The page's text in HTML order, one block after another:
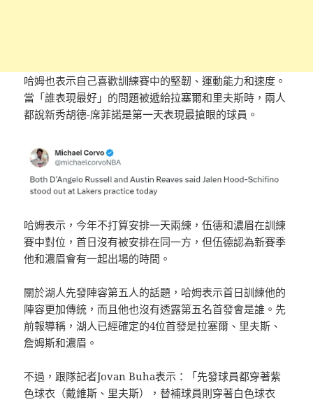
哈姆也表示自己喜歡訓練賽中的堅韌、運動能力和速度。
當「誰表現最好」的問題被遞給拉塞爾和里夫斯時，兩人
都說新秀胡德-席菲諾是第一天表現最搶眼的球員。
哈姆表示，今年不打算安排一天兩練，伍德和濃眉在訓練
賽中對位，首日沒有被安排在同一方，但伍德認為新賽季
他和濃眉會有一起出場的時間。
關於湖人先發陣容第五人的話題，哈姆表示首日訓練他的
陣容更加傳統，而且他也沒有透露第五名首發會是誰。先
前報導稱，湖人已經確定的4位首發是拉塞爾、里夫斯、
詹姆斯和濃眉。
不過，跟隊記者Jovan Buha表示：「先發球員都穿著紫
色球衣（戴維斯、里夫斯），替補球員則穿著白色球衣